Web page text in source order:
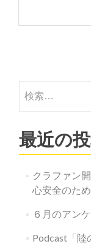
稿
ナ
ビ
ゲ
ー
シ
索:
最近の
クラファン
心安全のた
６月のアン
Podcast「陸